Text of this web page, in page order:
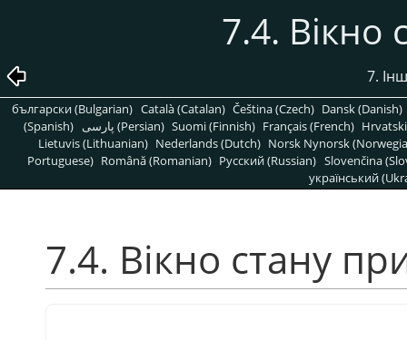
7.4. Вікно
7.
български (Bulgarian) Català (Catalan) Čeština (Czech) Dansk (Danish)
(Spanish)
پارسی (Persian) Suomi (Finnish) Français (French)
Lietuvis (Lithuanian) Nederlands (Dutch) Norsk Nynorsk
Portuguese) Română (Romanian) Pусский (Russian) Slovenčina
український
7.4. Вікно стану